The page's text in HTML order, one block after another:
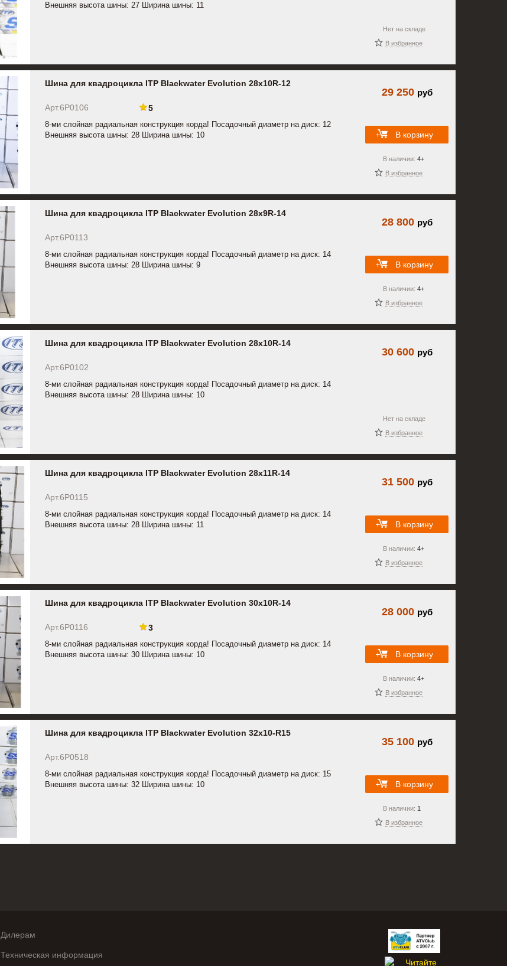
Внешняя высота шины: 27 Ширина шины: 11
В избранное
Нет на складе
Шина для квадроцикла ITP Blackwater Evolution 28x10R-12
Арт.6P0106 5
8-ми слойная радиальная конструкция корда! Посадочный диаметр на диск: 12
Внешняя высота шины: 28 Ширина шины: 10
29 250 руб
В избранное
В наличии: 4+
В корзину
Шина для квадроцикла ITP Blackwater Evolution 28x9R-14
Арт.6P0113
8-ми слойная радиальная конструкция корда! Посадочный диаметр на диск: 14
Внешняя высота шины: 28 Ширина шины: 9
28 800 руб
В избранное
В наличии: 4+
В корзину
Шина для квадроцикла ITP Blackwater Evolution 28x10R-14
Арт.6P0102
8-ми слойная радиальная конструкция корда! Посадочный диаметр на диск: 14
Внешняя высота шины: 28 Ширина шины: 10
30 600 руб
В избранное
Нет на складе
Шина для квадроцикла ITP Blackwater Evolution 28x11R-14
Арт.6P0115
8-ми слойная радиальная конструкция корда! Посадочный диаметр на диск: 14
Внешняя высота шины: 28 Ширина шины: 11
31 500 руб
В избранное
В наличии: 4+
В корзину
Шина для квадроцикла ITP Blackwater Evolution 30x10R-14
Арт.6P0116 3
8-ми слойная радиальная конструкция корда! Посадочный диаметр на диск: 14
Внешняя высота шины: 30 Ширина шины: 10
28 000 руб
В избранное
В наличии: 4+
В корзину
Шина для квадроцикла ITP Blackwater Evolution 32x10-R15
Арт.6P0518
8-ми слойная радиальная конструкция корда! Посадочный диаметр на диск: 15
Внешняя высота шины: 32 Ширина шины: 10
35 100 руб
В избранное
В наличии: 1
В корзину
Дилерам
Техническая информация